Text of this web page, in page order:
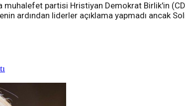
muhalefet partisi Hristiyan Demokrat Birlik'in
ardından liderler açıklama yapmadı ancak